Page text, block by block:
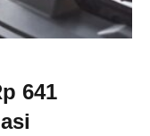
641